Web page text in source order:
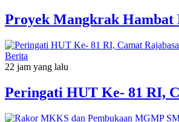
‎Proyek Mangkrak Hambat
Berita
22 jam yang lalu
Peringati HUT Ke- 81 RI,